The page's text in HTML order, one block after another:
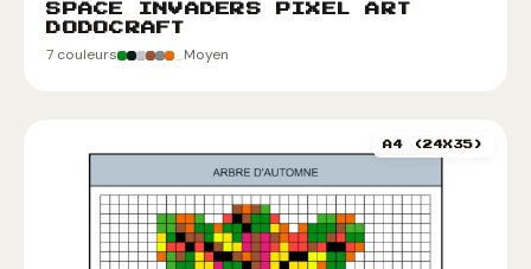
SPACE INVADERS PIXEL ART
DODOCRAFT
7 couleurs Moyen
A4 (24X35)